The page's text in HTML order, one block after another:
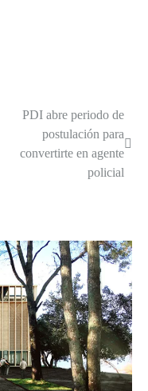
PDI abre periodo de
postulación para
convertirte en agente
policial